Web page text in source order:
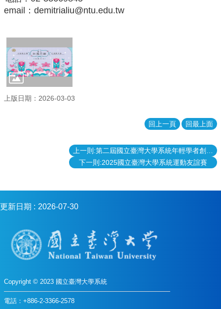
專
臺
大
系
統
基
金
會
email：demitrialiu@ntu.edu.tw
上版日期：2026-03-03
回上一頁 回最上面
下一則:2025國立臺灣大學系統運動友誼賽
更新日期 2026-07-30
Copyright © 2023 國立臺灣大學系統
電話：+886-2-3366-2578